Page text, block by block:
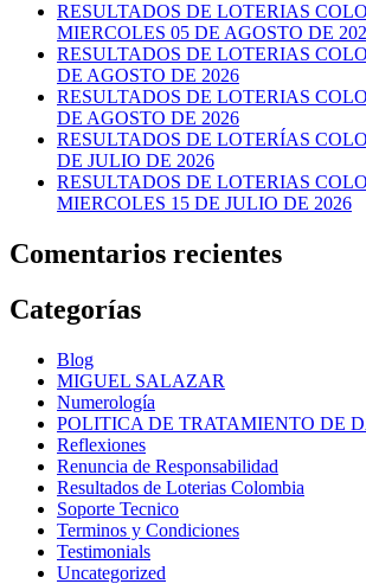
RESULTADOS DE LOTERIAS
MIERCOLES 05 DE AGOSTO DE
RESULTADOS DE LOTERIAS
DE AGOSTO DE 2026
RESULTADOS DE LOTERIAS
DE AGOSTO DE 2026
RESULTADOS DE LOTERÍAS
DE JULIO DE 2026
RESULTADOS DE LOTERIAS
MIERCOLES 15 DE JULIO DE 2026
Comentarios recientes
Categorías
Blog
MIGUEL SALAZAR
Numerología
POLITICA DE TRATAMIENTO DE
Reflexiones
Renuncia de Responsabilidad
Resultados de Loterias Colombia
Soporte Tecnico
Terminos y Condiciones
Testimonials
Uncategorized